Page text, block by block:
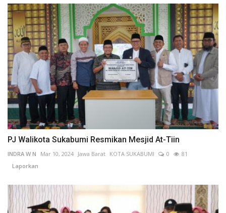
PJ Walikota Sukabumi Resmikan Mesjid At-Tiin
INDRA W N Mar 10, 2024 Jawa Barat KOTA SUKABUMI 0
81
Laporkan